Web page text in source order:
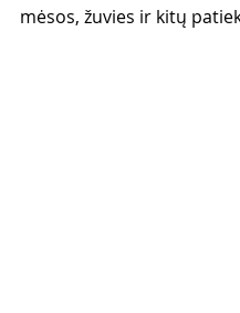
mėsos, žuvies ir kitų